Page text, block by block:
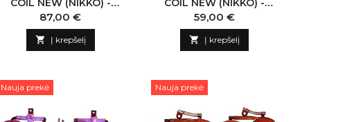
COIL NEW (NIKKO) -
NLP18 N132533 NIKKO-
CN
Kaina
87,00 €
 Į krepšelį
COIL NEW (NIKKO) -
NLP18 N135702 NIKKO-
CN
Kaina
59,00 €
 Į krepšelį
Nauja prekė Nauja prekė